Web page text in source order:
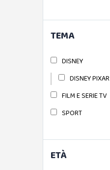
TEMA
DISNEY
DISNEY PIXAR
FILM E SERIE TV
SPORT
ETÀ